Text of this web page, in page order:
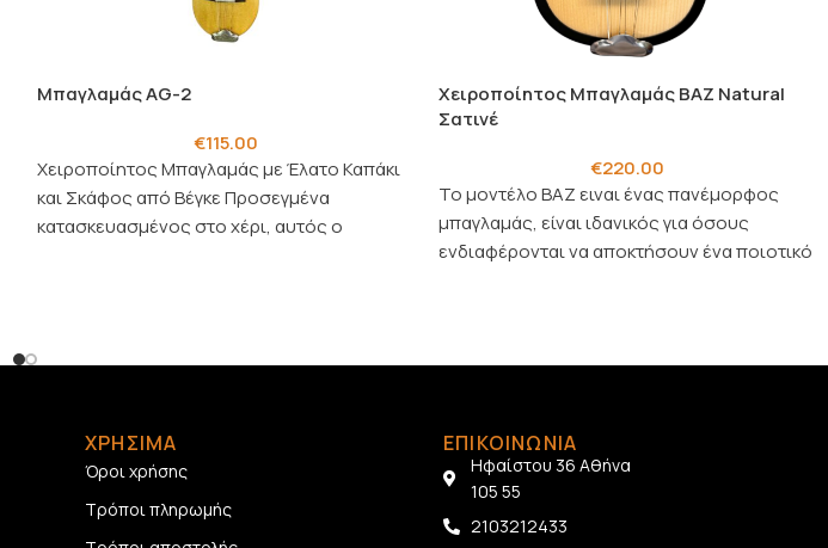
Μπαγλαμάς AG-2
€115.00
Χειροποίητος Μπαγλαμάς με Έλατο Καπάκι
και Σκάφος από Βέγκε Προσεγμένα
κατασκευασμένος στο χέρι, αυτός ο
Χειροποίητος Μπαγλαμάς BAZ Natural
Σατινέ
€220.00
Το μοντέλο BAZ ειναι ένας πανέμορφος
μπαγλαμάς, είναι ιδανικός για όσους
ενδιαφέρονται να αποκτήσουν ένα ποιοτικό
ΧΡΗΣΙΜΑ
Όροι χρήσης
Τρόποι πληρωμής
ΕΠΙΚΟΙΝΩΝΙΑ
Ηφαίστου 36 Αθήνα
105 55
2103212433